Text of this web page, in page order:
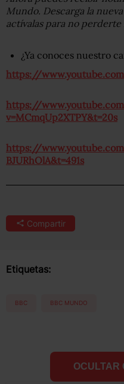
Mundo. Descarga la
actívalas para no
¿Ya conoces nuestro
https://
https://
v=MCmqUp2XTPY&t=20s
https://
BJURhOlA&t=491s
Compartir
Etiquetas:
BBC BBC MUNDO
OCULTAR